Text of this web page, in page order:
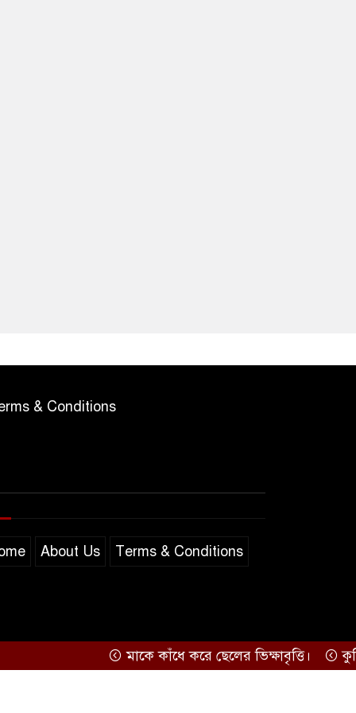
& Conditions
About Us Terms & Conditions
মাকে কাঁধে করে ছেলের ভিক্ষাবৃত্তি। কুমিল্লার